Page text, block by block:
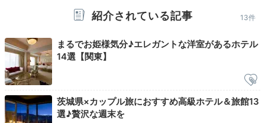
アトリウムガーデンパーク
紹介されている記事 13件
まるでお姫様気分♪エレガントな洋室があるホテル
14選【関東】
茨城県×カップル旅におすすめ高級ホテル＆旅館13
選♪贅沢な週末を